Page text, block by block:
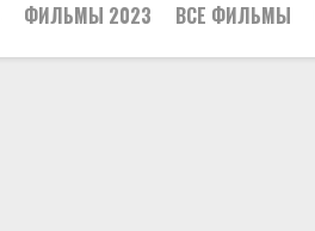
ФИЛЬМЫ 2023 ВСЕ ФИЛЬМЫ